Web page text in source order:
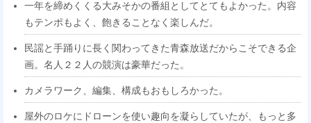
一年を締めくくる大みそかの番組としてとてもよかった。内容
もテンポもよく、飽きることなく楽しんだ。
民謡と手踊りに長く関わってきた青森放送だからこそできる企
画。名人２２人の競演は豪華だった。
カメラワーク、編集、構成もおもしろかった。
屋外のロケにドローンを使い趣向を凝らしていたが、もっと多